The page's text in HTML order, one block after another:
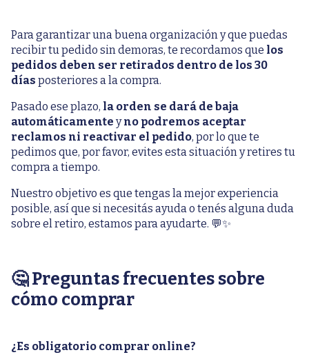
Para garantizar una buena organización y que puedas
recibir tu pedido sin demoras, te recordamos que los
pedidos deben ser retirados dentro de los 30
días posteriores a la compra.
Pasado ese plazo, la orden se dará de baja
automáticamente yno podremos aceptar
reclamos ni reactivar el pedido, por lo que te
pedimos que, por favor, evites esta situación y retires tu
compra a tiempo.
Nuestro objetivo es que tengas la mejor experiencia
posible, así que si necesitás ayuda o tenés alguna duda
sobre el retiro, estamos para ayudarte. 💬✨
🤔 Preguntas frecuentes sobre
cómo comprar
¿Es obligatorio comprar online?